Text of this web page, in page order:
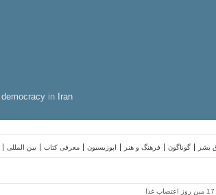
democracy in Iran
بین المللی معرفی کتاب اپوزیسیون فرهنگ و هنر گوناگون بشر